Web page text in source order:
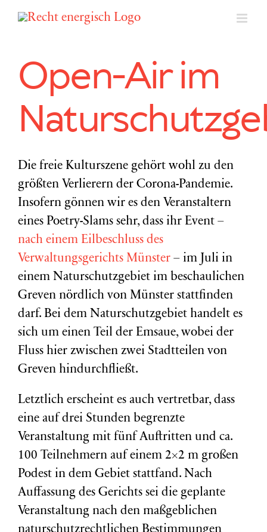
Open-Air im
Die freie Kulturszene gehört wohl zu den
größten Verlierern der Corona-Pandemie.
Insofern gönnen wir es den Veranstaltern
eines Poetry-Slams sehr, dass ihr Event –
nach einem Eilbeschluss des
Verwaltungsgerichts Münster – im Juli in
einem Naturschutzgebiet im beschaulichen
Greven nördlich von Münster stattfinden
darf. Bei dem Naturschutzgebiet handelt es
sich um einen Teil der Emsaue, wobei der
Fluss hier zwischen zwei Stadtteilen von
Greven hindurchfließt.
Letztlich erscheint es auch vertretbar, dass
eine auf drei Stunden begrenzte
Veranstaltung mit fünf Auftritten und ca.
100 Teilnehmern auf einem 2×2 m großen
Podest in dem Gebiet stattfand. Nach
Auffassung des Gerichts sei die geplante
Veranstaltung nach den maßgeblichen